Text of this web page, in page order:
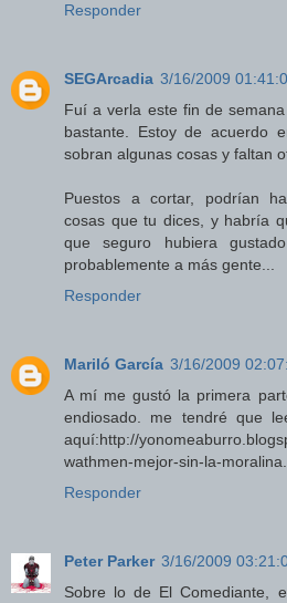
Responder
SEGArcadia 3/16/2009
Fuí a verla este fin de
bastante. Estoy de acuerdo
sobran algunas cosas y faltan
Puestos a cortar, podrían
cosas que tu dices, y habría
que seguro hubiera
probablemente a más gente...
Responder
Mariló García 3/16/2009
A mí me gustó la primera
endiosado. me tendré que
aquí:http://
wathmen-mejor-sin-la-
Responder
Peter Parker 3/16/2009
Sobre lo de El Comediante,